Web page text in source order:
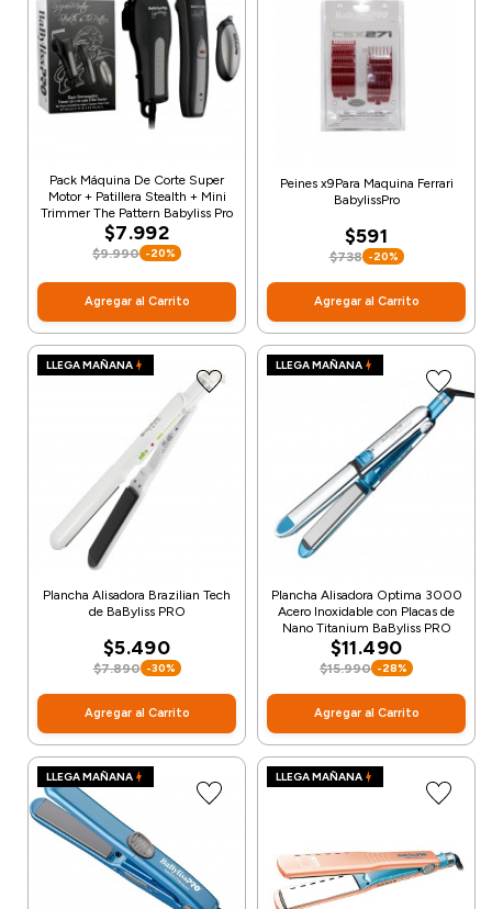
Pack Máquina De Corte Super
Motor + Patillera Stealth + Mini
Trimmer The Pattern Babyliss Pro
$7.992
$9.990 -20%
Agregar al Carrito
Peines x9Para Maquina Ferrari
BabylissPro
$591
$738 -20%
Agregar al Carrito
LLEGA MAÑANA
Plancha Alisadora Brazilian Tech
de BaByliss PRO
$5.490
$7.890 -30%
Agregar al Carrito
LLEGA MAÑANA
Plancha Alisadora Optima 3000
Acero Inoxidable con Placas de
Nano Titanium BaByliss PRO
$11.490
$15.990 -28%
Agregar al Carrito
LLEGA MAÑANA LLEGA MAÑANA